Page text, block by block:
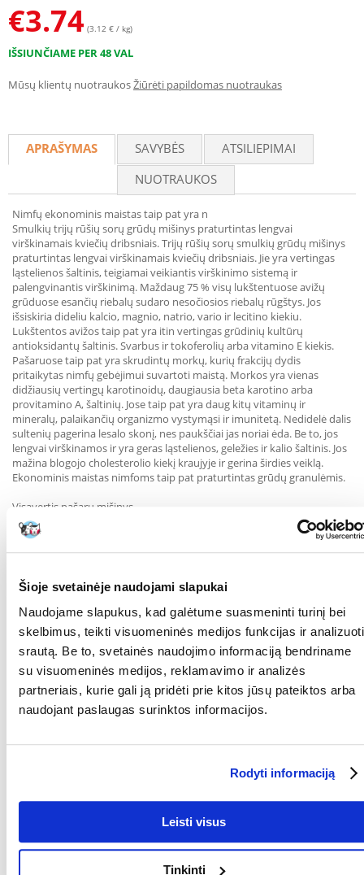
Šioje svetainėje naudojami slapukai
Naudojame slapukus, kad galėtume suasmeninti turinį bei
skelbimus, teikti visuomeninės medijos funkcijas ir analizuoti
srautą. Be to, svetainės naudojimo informaciją bendriname
su visuomeninės medijos, reklamavimo ir analizės
partneriais, kurie gali ją pridėti prie kitos jūsų pateiktos arba
naudojant paslaugas surinktos informacijos.
Rodyti informaciją
Leisti visus
Tinkinti
€3.74 (3.12 € / kg)
IŠSIUNČIAME PER 48 VAL
Mūsų klientų nuotraukosŽiūrėti papildomas nuotraukas
APRAŠYMAS SAVYBĖS
ATSILIEPIMAI
NUOTRAUKOS
Nimfų ekonominis maistas taip pat yra n
Smulkių trijų rūšių sorų grūdų mišinys praturtintas lengvai
virškinamais kviečių dribsniais. Trijų rūšių sorų smulkių grūdų mišinys
praturtintas lengvai virškinamais kviečių dribsniais. Jie yra vertingas
ląstelienos šaltinis, teigiamai veikiantis virškinimo sistemą ir
palengvinantis virškinimą. Maždaug 75 % visų lukštentuose avižų
grūduose esančių riebalų sudaro nesočiosios riebalų rūgštys. Jos
išsiskiria dideliu kalcio, magnio, natrio, vario ir lecitino kiekiu.
Lukštentos avižos taip pat yra itin vertingas grūdinių kultūrų
antioksidantų šaltinis. Svarbus ir tokoferolių arba vitamino E kiekis.
Pašaruose taip pat yra skrudintų morkų, kurių frakcijų dydis
pritaikytas nimfų gebėjimui suvartoti maistą. Morkos yra vienas
didžiausių vertingų karotinoidų, daugiausia beta karotino arba
provitamino A, šaltinių. Jose taip pat yra daug kitų vitaminų ir
mineralų, palaikančių organizmo vystymąsi ir imunitetą. Nedidelė dalis
sultenių pagerina lesalo skonį, nes paukščiai jas noriai ėda. Be to, jos
lengvai virškinamos ir yra geras ląstelienos, geležies ir kalio šaltinis. Jos
mažina blogojo cholesterolio kiekį kraujyje ir gerina širdies veiklą.
Ekonominis maistas nimfoms taip pat praturtintas grūdų granulėmis.
Visavertis pašarų mišinys.
Sudėtis:geltonosios soros, baltosios soros, raudonosios soros,
raudonosios sorgos, linų sėmenys, lukštentos avižos, skrudintos
morkos, dryžuotosios saulėgrąžos, mielės, sultenės, kvietiniai miltai,
kukurūzų miltai, liucernų miltai, anyžių milteliai, karotinas.
Analitinės sudedamosios dalys:žali baltymai (nustatyti Kjeldalio
metodu) min. 10,1 %, neapdoroti riebalai min. 4.4%, crude fibre max.
9.24%, crude ash max. 2,6 %, drėgmė maks. 12%.
Šerti 2-4 arbatiniais šaukšteliais per dieną, priklausomai nuo
priklausomai nuo paukščio apetito. Užtikrinkite nuolatinę prieigą prie
RŪŠIS:
Vidutinio dydžio ir
(KG):